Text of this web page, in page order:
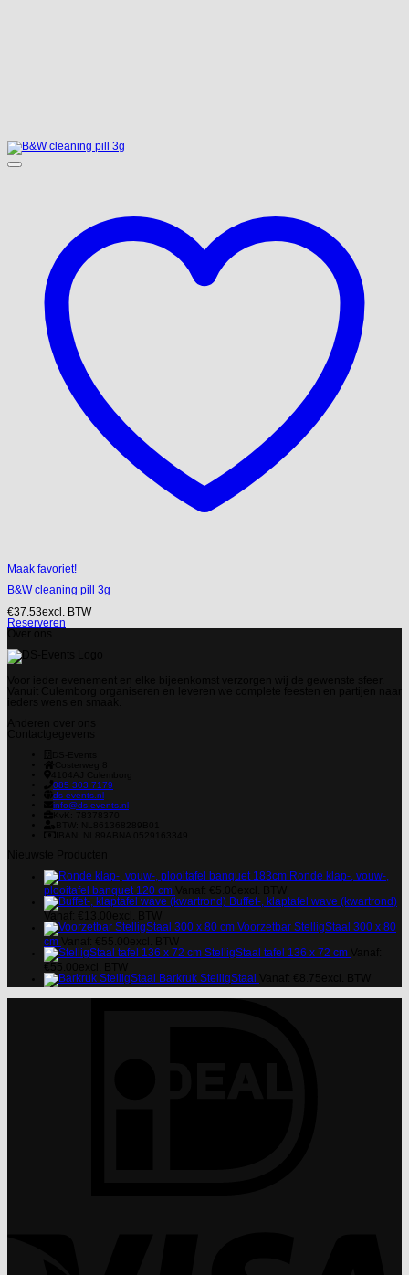
Maak favoriet!
B&W cleaning pill 3g
€37.53excl. BTW
Reserveren
085 303 7179
ds-events.nl
info@ds-events.nl
Ronde klap-, vouw-,
plooitafel banquet 120 cm
Buffet-, klaptafel wave (kwartrond)
Voorzetbar StelligStaal 300 x 80
cm
StelligStaal tafel 136 x 72 cm
Barkruk StelligStaal